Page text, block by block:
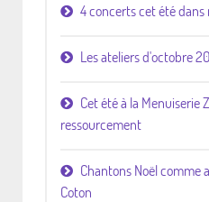
4 concerts cet été
Les ateliers d'octobre
Cet été à la Menuiserie
ressourcement
Chantons Noël comme
Coton